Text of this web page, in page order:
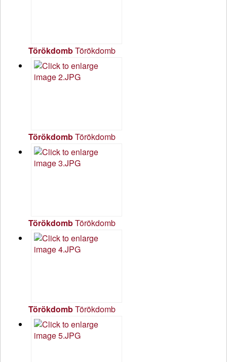
TörökdombTörökdomb
TörökdombTörökdomb
TörökdombTörökdomb
TörökdombTörökdomb